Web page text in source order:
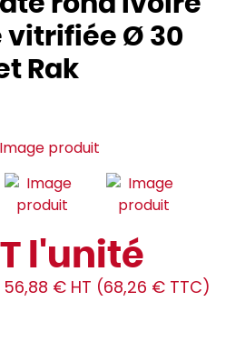
vitrifiée Ø 30
Rak
l'unité
€ HT (68,26 € TTC)